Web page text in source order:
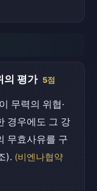
의 평가 5점
무력의 위협·
경우에도 그 강
무효사유를 구
). (비엔나협약